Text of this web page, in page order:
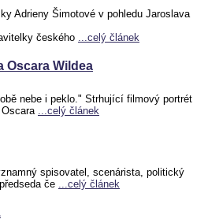
Adrieny Šimotové v pohledu Jaroslava
českého ...celý článek
Oscara Wildea
nebe i peklo." Strhující filmový portrét
...celý článek
spisovatel, scenárista, politický
če ...celý článek